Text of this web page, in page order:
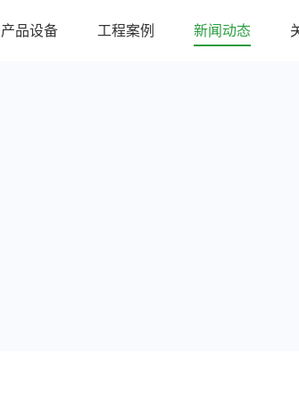
产品设备 工程案例 新闻动态